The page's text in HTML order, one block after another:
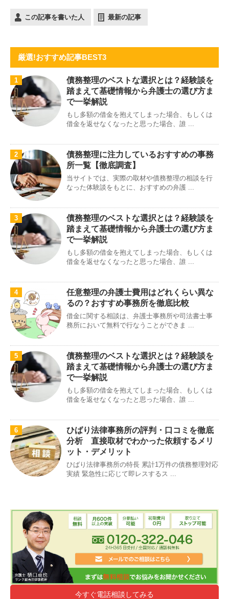
この記事を書いた人 最新の記事
厳選!おすすめ記事BEST3
1
債務整理のベストな選択とは？経験談を
踏まえて基礎情報から弁護士の選び方ま
で一挙解説
もし多額の借金を抱えてしまった場合、もしくは
借金を返せなくなったと思った場合、誰 ...
2
債務整理に注力しているおすすめの事務
所一覧【徹底調査】
当サイトでは、実際の取材や債務整理の相談を行
なった体験談をもとに、おすすめの弁護 ...
3
債務整理のベストな選択とは？経験談を
踏まえて基礎情報から弁護士の選び方ま
で一挙解説
もし多額の借金を抱えてしまった場合、もしくは
借金を返せなくなったと思った場合、誰 ...
4
任意整理の弁護士費用はどれくらい異な
るの？おすすめ事務所を徹底比較
借金に関する相談は、弁護士事務所や司法書士事
務所において無料で行なうことができま ...
5
債務整理のベストな選択とは？経験談を
踏まえて基礎情報から弁護士の選び方ま
で一挙解説
もし多額の借金を抱えてしまった場合、もしくは
借金を返せなくなったと思った場合、誰 ...
6
ひばり法律事務所の評判・口コミを徹底
分析 直接取材でわかった依頼するメリ
ット・デメリット
ひばり法律事務所の特長 累計1万件の債務整理対応
実績 緊急性に応じて即レスするス ...
今すぐ電話相談してみる